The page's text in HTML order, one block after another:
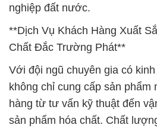
nghiệp đất nước.
**Dịch Vụ Khách Hàng Xuất
Chất Đắc Trường Phát**
Với đội ngũ chuyên gia có
không chỉ cung cấp sản phẩm
hàng từ tư vấn kỹ thuật đến
sản phẩm hóa chất. Chất